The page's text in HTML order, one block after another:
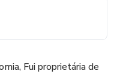
Fui proprietária de